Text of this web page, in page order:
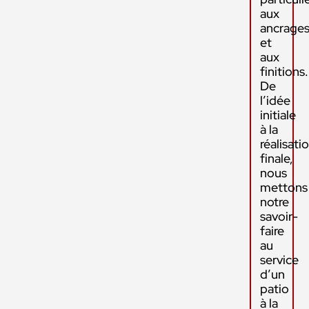
aux
et
aux
finitions.
De
l’idée
initiale
à la
finale,
nous
mettons
notre
savoir-
faire
au
service
d’un
patio
à la